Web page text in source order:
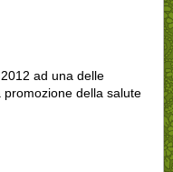
ad una delle
della salute